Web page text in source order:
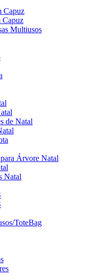
Capuz
Capuz
Multiusos
de Natal
Árvore Natal
Natal
ToteBag